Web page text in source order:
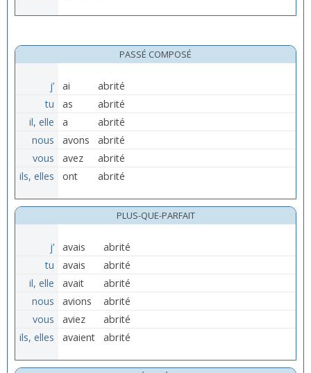
PASSÉ COMPOSÉ
j’ ai
abrité
tu
as
abrité
il, elle
a
abrité
nous
avons
abrité
vous
avez
abrité
ils, elles
ont abrité
PLUS-QUE-PARFAIT
j’ avais
abrité
tu
avais
abrité
il, elle
avait
abrité
nous
avions
abrité
vous
aviez
abrité
ils, elles
avaient abrité